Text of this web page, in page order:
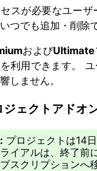
スが必要なユー
つでも追加・削除
およびUltimate
を利用できます。
しません。
ジェクトアドオ
プロジェクトは14
ライアルは、終了前
スクリプションへ